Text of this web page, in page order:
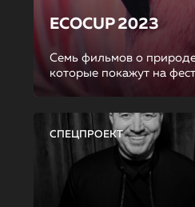
ECOCUP 2023
Семь фильмов о
которые покажут на
СПЕЦПРОЕКТ